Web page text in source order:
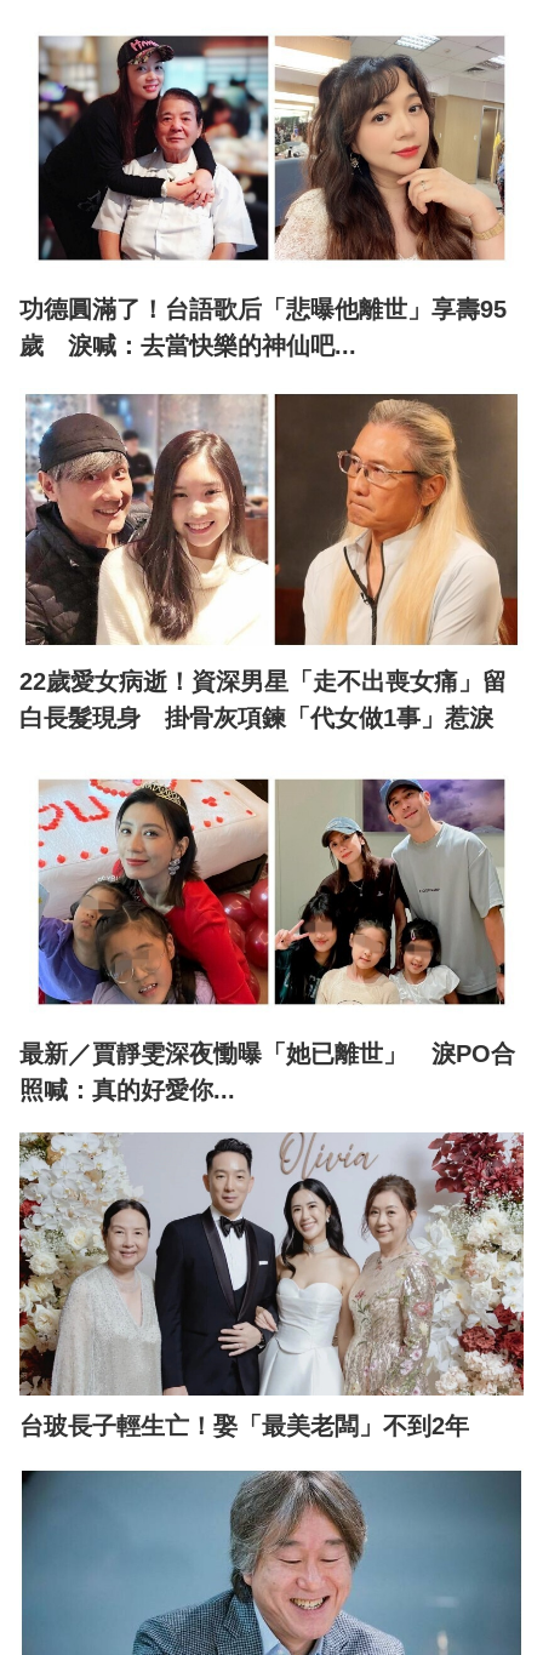
功德圓滿了！台語歌后「悲曝他離世」享壽95
歲 淚喊：去當快樂的神仙吧...
22歲愛女病逝！資深男星「走不出喪女痛」留
白長髮現身 掛骨灰項鍊「代女做1事」惹淚
最新／賈靜雯深夜慟曝「她已離世」 淚PO合
照喊：真的好愛你...
台玻長子輕生亡！娶「最美老闆」不到2年